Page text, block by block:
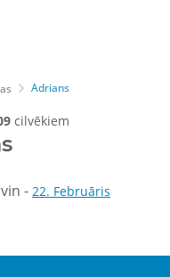
Adrians
cilvēkiem
- 22. Februāris